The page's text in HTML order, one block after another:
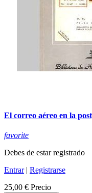
El correo aéreo en la
favorite
Debes de estar registrado
Entrar| Registrarse
25,00 € Precio